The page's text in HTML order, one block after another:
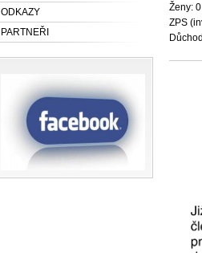
ODKAZY
PARTNEŘI
Ženy:
ZPS